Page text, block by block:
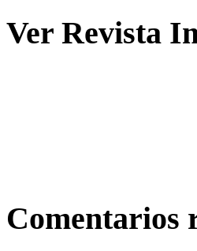
Ver Revista
Comentarios